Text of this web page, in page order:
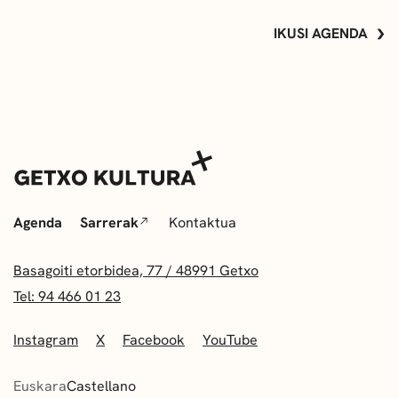
IKUSI AGENDA
Agenda Sarrerak Kontaktua
Basagoiti etorbidea, 77 / 48991 Getxo
Tel: 94 466 01 23
Instagram X Facebook YouTube
EuskaraCastellano